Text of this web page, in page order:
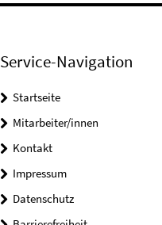
Service-Navigation
Startseite
Mitarbeiter/innen
Kontakt
Impressum
Datenschutz